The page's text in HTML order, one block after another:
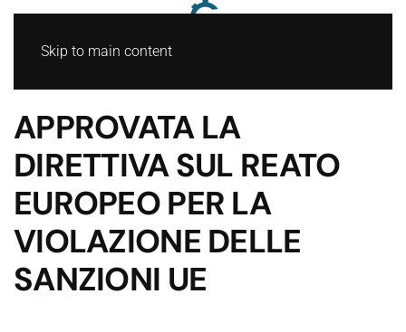
Skip to main content
APPROVATA LA
DIRETTIVA SUL REATO
EUROPEO PER LA
VIOLAZIONE DELLE
SANZIONI UE